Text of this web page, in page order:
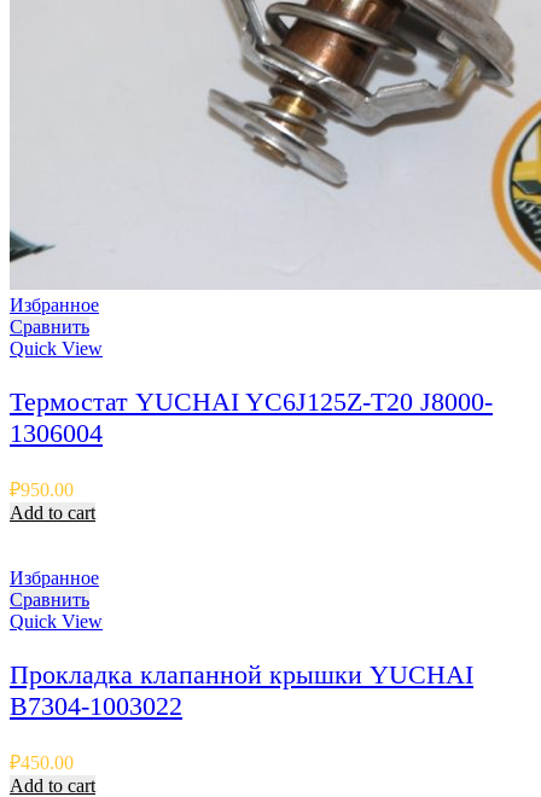
Избранное
Сравнить
Quick View
Термостат YUCHAI YC6J125Z-T20 J8000-
1306004
₽950.00
Add to cart
Избранное
Сравнить
Quick View
Прокладка клапанной крышки YUCHAI
B7304-1003022
₽450.00
Add to cart